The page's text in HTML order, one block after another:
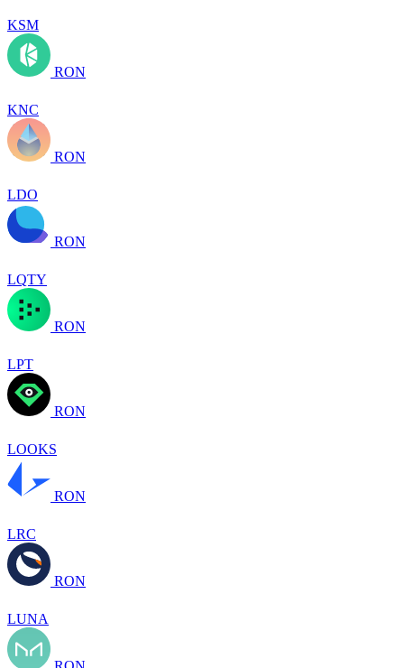
KSM
RON
KNC
RON
LDO
RON
LQTY
RON
LPT
RON
LOOKS
RON
LRC
RON
LUNA